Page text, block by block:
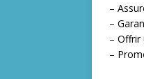
–
–
– Offrir
–